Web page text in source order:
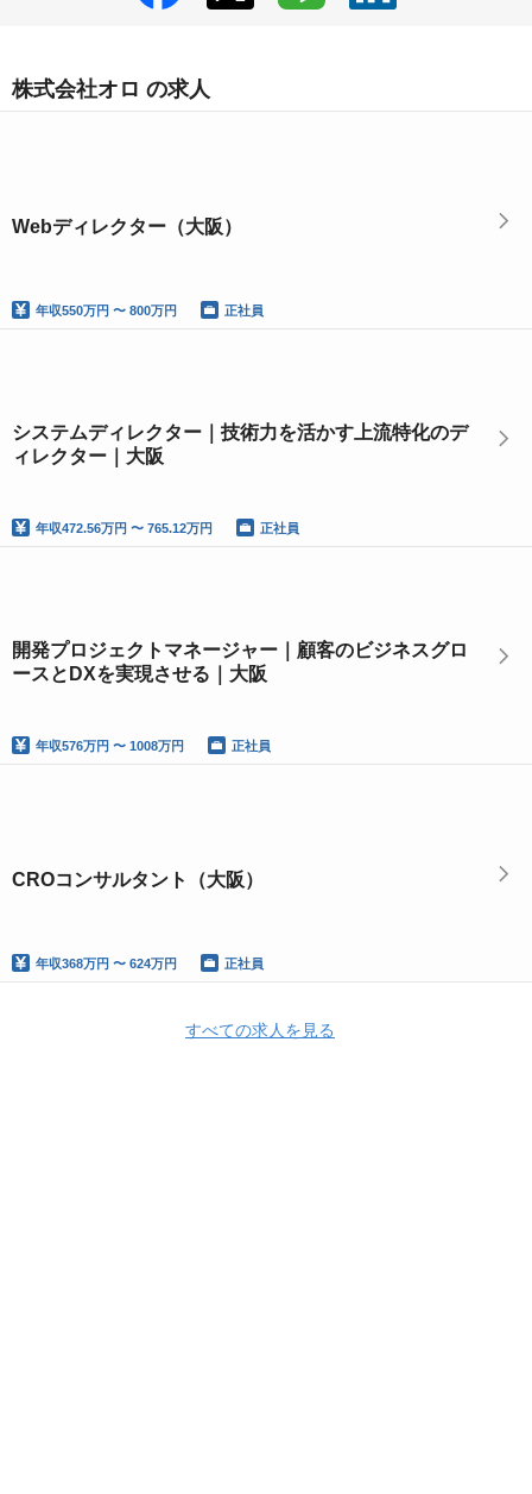
株式会社オロ の求人
Webディレクター（大阪）
年収550万円 〜 800万円 正社員
システムディレクター｜技術力を活かす上流特化のデ
ィレクター｜大阪
年収472.56万円 〜 765.12万円 正社員
開発プロジェクトマネージャー｜顧客のビジネスグロ
ースとDXを実現させる｜大阪
年収576万円 〜 1008万円 正社員
CROコンサルタント（大阪）
年収368万円 〜 624万円 正社員
すべての求人を見る